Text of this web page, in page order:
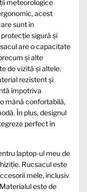
meteorologice
acest
sunt în
sigură și
are o capacitate
și alte
de vizită și altele.
rezistent și
împotriva
mână confortabilă,
În plus, designul
perfect în
laptop-ul meu de
Rucsacul este
mele, inclusiv
este de